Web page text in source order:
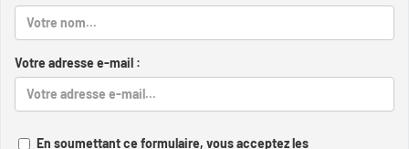
Votre adresse e-mail :
En soumettant ce formulaire, vous acceptez les